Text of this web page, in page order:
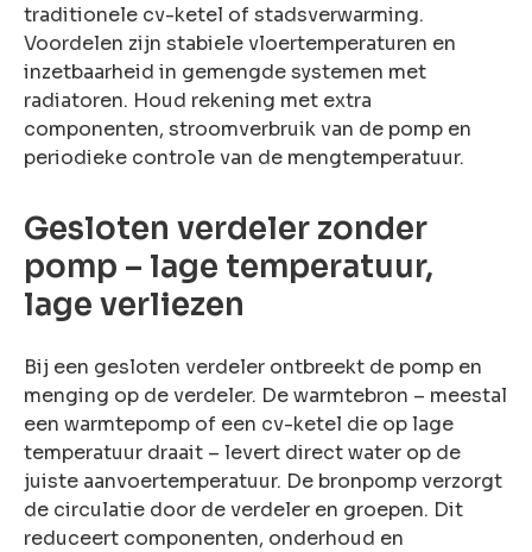
traditionele cv-ketel of stadsverwarming.
Voordelen zijn stabiele vloertemperaturen en
inzetbaarheid in gemengde systemen met
radiatoren. Houd rekening met extra
componenten, stroomverbruik van de pomp en
periodieke controle van de mengtemperatuur.
Gesloten verdeler zonder
pomp – lage temperatuur,
lage verliezen
Bij een gesloten verdeler ontbreekt de pomp en
menging op de verdeler. De warmtebron – meestal
een warmtepomp of een cv-ketel die op lage
temperatuur draait – levert direct water op de
juiste aanvoertemperatuur. De bronpomp verzorgt
de circulatie door de verdeler en groepen. Dit
reduceert componenten, onderhoud en